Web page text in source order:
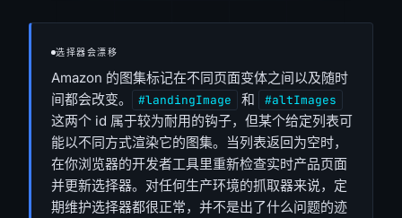
选择器会漂移
Amazon 的图集标记在不同页面变体之间以及随时
间都会改变。
#landingImage 和 #altImages
这两个 id 属于较为耐用的钩子，但某个给定列表可
能以不同方式渲染它的图集。当列表返回为空时，
在你浏览器的开发者工具里重新检查实时产品页面
并更新选择器。对任何生产环境的抓取器来说，定
期维护选择器都很正常，并不是出了什么问题的迹